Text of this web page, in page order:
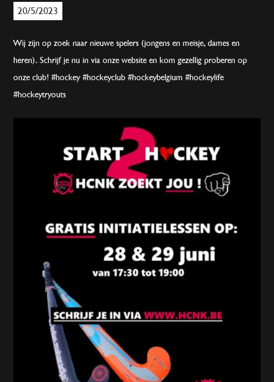
20/5/2023
Wij zijn op zoek naar nieuwe spelers (jongens en meisje, dames en
heren). Schrijf je nu in via onze website en kom gezellig proberen op
onze club! #hockey #hockeyclub #hockeybelgium #hockeylife
#hockeytryouts